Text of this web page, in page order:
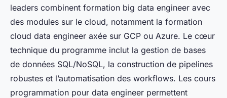
leaders combinent formation big data engineer avec
des modules sur le cloud, notamment la formation
cloud data engineer axée sur GCP ou Azure. Le cœur
technique du programme inclut la gestion de bases
de données SQL/NoSQL, la construction de pipelines
robustes et l’automatisation des workflows. Les cours
programmation pour data engineer permettent